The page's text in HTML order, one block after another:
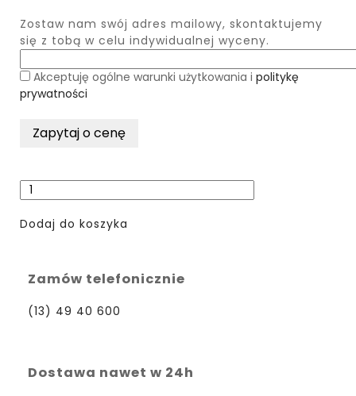
Zostaw nam swój adres mailowy, skontaktujemy
się z tobą w celu indywidualnej wyceny.
Akceptuję ogólne warunki użytkowania i politykę
prywatności
Dodaj do koszyka
Zamów telefonicznie
(13) 49 40 600
Dostawa nawet w 24h